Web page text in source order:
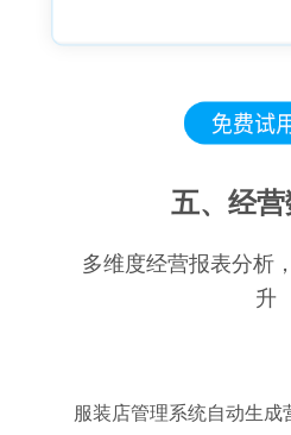
五、经
多维度经营报表分析
升
服装店管理系统自动生